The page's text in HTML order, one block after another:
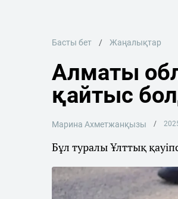
Басты бет Жаңалықтар
Алматы
қайтыс
Марина Ахметжанқызы
Бұл туралы Ұлттық